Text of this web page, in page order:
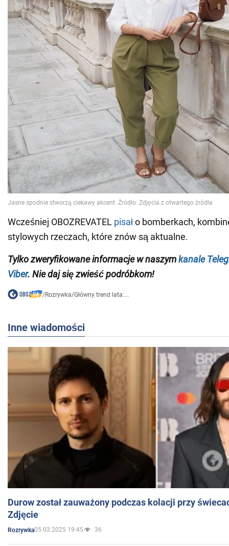
Wcześniej OBOZREVATEL pisało bomberkach,
stylowych rzeczach, które znów są aktualne.
Tylko zweryfikowane informacje w naszymkanale
Viber. Nie daj się zwieść podróbkom!
/Rozrywka/Główny trend lata:...
Inne wiadomości
Durow został zauważony podczas kolacji przy
Zdjęcie
Rozrywka05.03.2025 19:45 36